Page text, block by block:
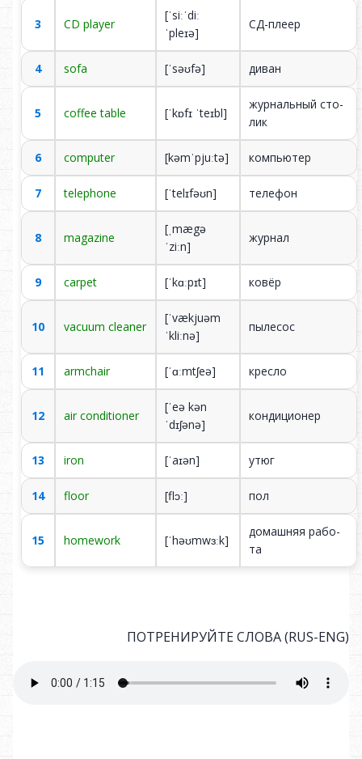
3 CD player
[ˈsiːˈdiː
ˈpleɪə]
СД-пле­ер
4 sofa [ˈsəʊfə] ди­ван
5 coffee table [ˈkɒfɪ ˈteɪbl]
жур­наль­ный сто­
лик
6 computer [kəmˈpjuːtə] ком­пью­тер
7 telephone [ˈtelɪfəʊn] те­ле­фон
8 magazine
[ˌmægə
ˈziːn]
жур­нал
9 carpet [ˈkɑːpɪt] ко­вёр
10 vacuum cleaner
[ˈvækjuəm
ˈkliːnə]
пы­ле­сос
11 armchair [ˈɑːmtʃeə] кре­сло
12 air conditioner
[ˈeə kən
ˈdɪʃənə]
кон­ди­ци­о­нер
13 iron [ˈaɪən] у­тюг
14 floor [flɔː] пол
15 homework [ˈhəʊmwɜːk]
до­маш­няя ра­бо­
та
ПОТРЕНИРУЙТЕ СЛОВА (RUS-ENG)